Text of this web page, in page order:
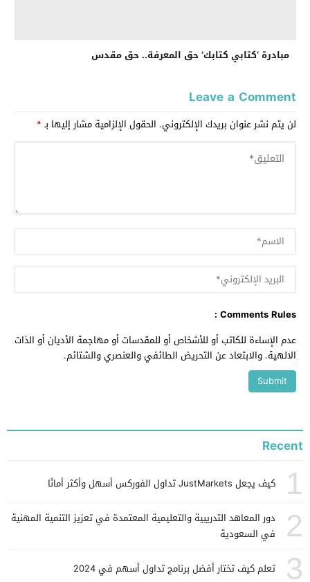
مبادرة ‘كتابي كتابك’ حق المعرفة.. حق مقدس
Leave a Comment
لن يتم نشر عنوان بريدك الإلكتروني. الحقول الإلزامية مشار إليها بـ*
Comments Rules :
عدم الإساءة للكاتب أو للأشخاص أو للمقدسات أو مهاجمة الأديان أو الذات
الالهية. والابتعاد عن التحريض الطائفي والعنصري والشتائم.
Recent
1 كيف يجعل JustMarkets تداول الفوركس أسهل وأكثر أمانًا
2
دور المعاهد التدريبية والتعليمية المعتمدة في تعزيز التنمية المهنية
في السعودية
3 تعلم كيف تختار أفضل برنامج تداول أسهم في 2024